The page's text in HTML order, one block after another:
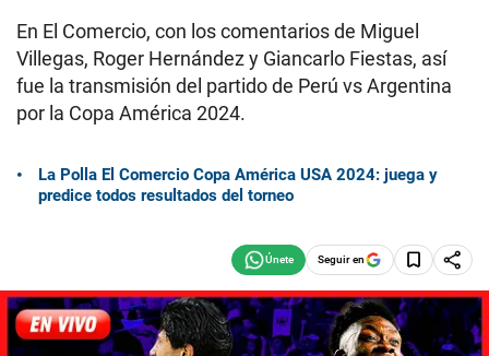
En El Comercio, con los comentarios de Miguel
Villegas, Roger Hernández y Giancarlo Fiestas, así
fue la transmisión del partido de Perú vs Argentina
por la Copa América 2024.
La Polla El Comercio Copa América USA 2024: juega y
predice todos resultados del torneo
Seguir en